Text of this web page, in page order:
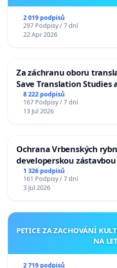
2 019 podpisů
297 Podpisy / 7 dní
22 Apr 2026
Za záchranu oboru
Save Translation Studies
Charles University
8 222 podpisů
167 Podpisy / 7 dní
13 Jul 2026
Ochrana Vrbenských
developerskou zástavbou
1 326 podpisů
161 Podpisy / 7 dní
3 Jul 2026
PETICE ZA ZACHOVÁNÍ
NA
2 719 podpisů